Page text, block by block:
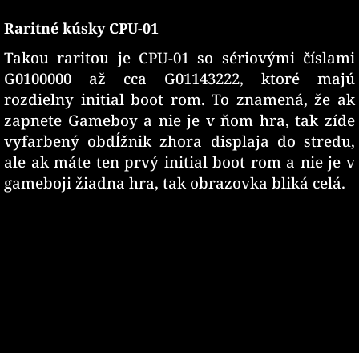
Raritné kúsky CPU-01
Takou raritou je CPU-01 so sériovými číslami
G0100000 až cca G01143222, ktoré majú
rozdielny initial boot rom. To znamená, že ak
zapnete Gameboy a nie je v ňom hra, tak zíde
vyfarbený obdĺžnik zhora displaja do stredu,
ale ak máte ten prvý initial boot rom a nie je v
gameboji žiadna hra, tak obrazovka bliká celá.